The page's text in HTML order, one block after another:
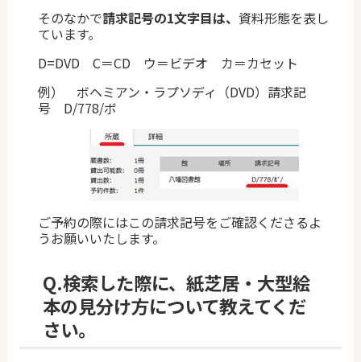
そのなかで請求記号の1文字目は、 資料形態を表し
ています。
D=DVD C＝CD ウ＝ビデオ カ＝カセット
例） ボヘミアン・ラプソディ（DVD）請求記
号 D/778/ボ
ご予約の際にはこの請求記号をご確認くださるよ
うお願いいたします。
Q.検索した際に、紙芝居・大型絵
本の見分け方について教えてくだ
さい。